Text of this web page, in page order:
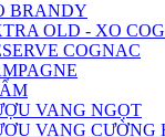
BRANDY
OLD - XO
COGNAC
VANG NGỌT
VANG CƯỜNG